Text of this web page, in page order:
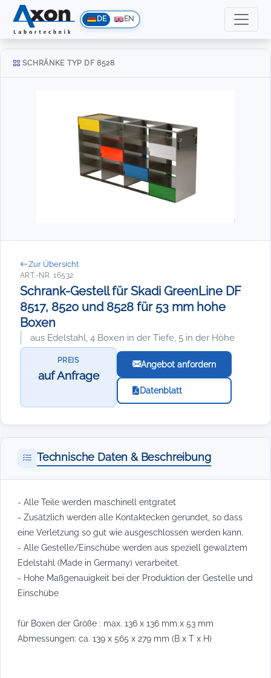
DE EN
SCHRÄNKE TYP DF 8528
Zur Übersicht
ART.-NR. 16532
Schrank-Gestell für Skadi GreenLine DF
8517, 8520 und 8528 für 53 mm hohe
Boxen
aus Edelstahl, 4 Boxen in der Tiefe, 5 in der Höhe
PREIS
auf Anfrage
Angebot anfordern
Datenblatt
Technische Daten & Beschreibung
- Alle Teile werden maschinell entgratet
- Zusätzlich werden alle Kontaktecken gerundet, so dass
eine Verletzung so gut wie ausgeschlossen werden kann.
- Alle Gestelle/Einschübe werden aus speziell gewalztem
Edelstahl (Made in Germany) verarbeitet.
- Hohe Maßgenauigkeit bei der Produktion der Gestelle und
Einschübe
für Boxen der Größe : max. 136 x 136 mm x 53 mm
Abmessungen: ca. 139 x 565 x 279 mm (B x T x H)